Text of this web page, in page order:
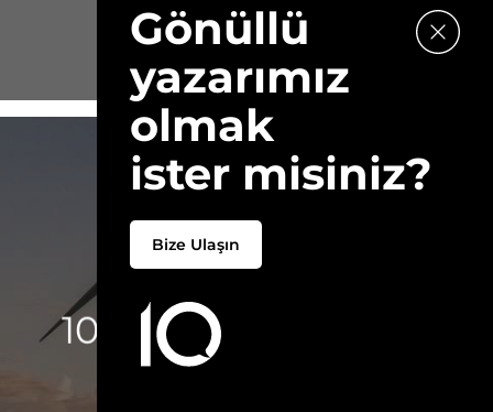
10 Maddede Ekoköy
Nedir?
Gönüllü
yazarımız
olmak
ister misiniz?
Bize Ulaşın